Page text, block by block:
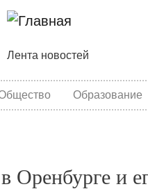
Основная навигация
Лента новостей
Образование
Оренбурге и